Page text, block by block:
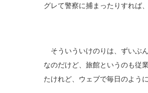
グレて警察に捕まったりすれば
そういういけのりは、ずいぶ
なのだけど、旅館というのも従
たけれど、ウェブで毎日のよう